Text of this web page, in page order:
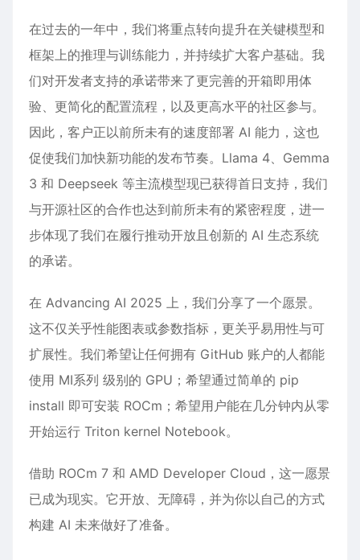
在过去的一年中，我们将重点转向提升在关键模型和
框架上的推理与训练能力，并持续扩大客户基础。我
们对开发者支持的承诺带来了更完善的开箱即用体
验、更简化的配置流程，以及更高水平的社区参与。
因此，客户正以前所未有的速度部署 AI 能力，这也
促使我们加快新功能的发布节奏。Llama 4、Gemma
3 和 Deepseek 等主流模型现已获得首日支持，我们
与开源社区的合作也达到前所未有的紧密程度，进一
步体现了我们在履行推动开放且创新的 AI 生态系统
的承诺。
在 Advancing AI 2025 上，我们分享了一个愿景。
这不仅关乎性能图表或参数指标，更关乎易用性与可
扩展性。我们希望让任何拥有 GitHub 账户的人都能
使用 MI系列 级别的 GPU；希望通过简单的 pip
install 即可安装 ROCm；希望用户能在几分钟内从零
开始运行 Triton kernel Notebook。
借助 ROCm 7 和 AMD Developer Cloud，这一愿景
已成为现实。它开放、无障碍，并为你以自己的方式
构建 AI 未来做好了准备。